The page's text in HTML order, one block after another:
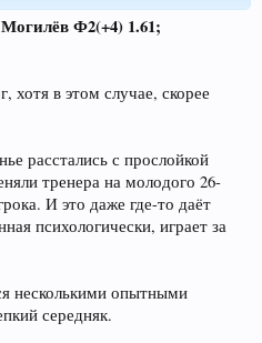
Могилёв Ф2(+4) 1.61;
хотя в этом случае, скорее
расстались с прослойкой
тренера на молодого 26-
И это даже где-то даёт
психологически, играет за
несколькими опытными
середняк.